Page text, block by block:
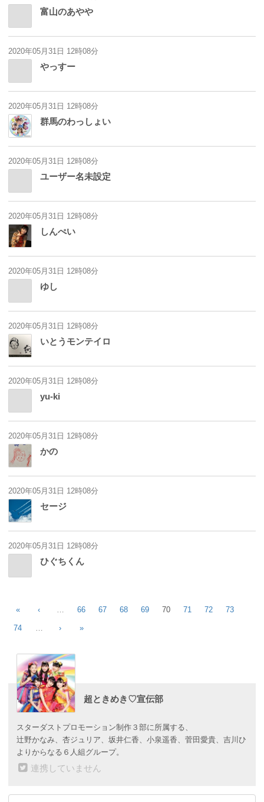
富山のあやや
2020年05月31日 12時08分
やっすー
2020年05月31日 12時08分
群馬のわっしょい
2020年05月31日 12時08分
ユーザー名未設定
2020年05月31日 12時08分
しんぺい
2020年05月31日 12時08分
ゆし
2020年05月31日 12時08分
いとうモンテイロ
2020年05月31日 12時08分
yu-ki
2020年05月31日 12時08分
かの
2020年05月31日 12時08分
セージ
2020年05月31日 12時08分
ひぐちくん
« ‹ … 66 67 68 69 70 71 72 73
74 … › »
超ときめき♡宣伝部
スターダストプロモーション制作３部に所属する、
辻野かなみ、杏ジュリア、坂井仁香、小泉遥香、菅田愛貴、吉川ひ
よりからなる６人組グループ。
連携していません